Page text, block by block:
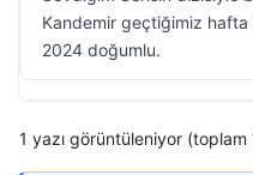
Kandemir geçtiğimiz hafta
2024 doğumlu.
1 yazı görüntüleniyor (toplam